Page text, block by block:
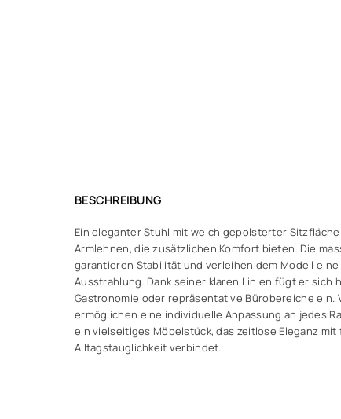
BESCHREIBUNG
Ein eleganter Stuhl mit weich gepolsterter
Armlehnen, die zusätzlichen Komfort bieten. Die
garantieren Stabilität und verleihen dem Modell
Ausstrahlung. Dank seiner klaren Linien fügt er sich
Gastronomie oder repräsentative Bürobereiche ein.
ermöglichen eine individuelle Anpassung an jedes
ein vielseitiges Möbelstück, das zeitlose Eleganz
Alltagstauglichkeit verbindet.